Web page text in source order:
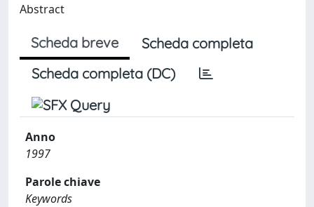
Abstract
Scheda breve
Scheda completa
Scheda completa (DC)
Anno
1997
Parole chiave
Keywords